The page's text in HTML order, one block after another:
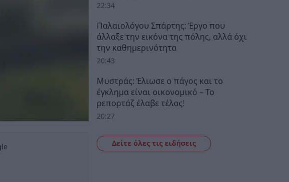
22:34
Παλαιολόγου Σπάρτης: Έργο που
άλλαξε την εικόνα της πόλης, αλλά όχι
την καθημερινότητα
20:43
Μυστράς: Έλιωσε ο πάγος και το
έγκλημα είναι οικονομικό – Το
ρεπορτάζ έλαβε τέλος!
20:27
Δείτε όλες τις ειδήσεις